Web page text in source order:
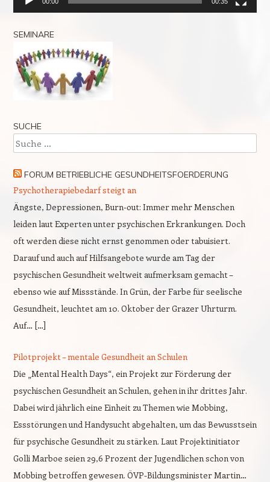
SEMINARE
SUCHE
Suche
FORUM BETRIEBLICHE GESUNDHEITSFOERDERUNG
Psychotherapiebedarf steigt an
Ängste, Depressionen, Burn-out: Immer mehr Menschen
leiden laut Experten unter psychischen Erkrankungen. Doch
oft werden diese nicht ernst genommen oder tabuisiert.
Darauf und auch auf Hilfsangebote wurde am Tag der
psychischen Gesundheit weltweit aufmerksam gemacht –
ebenso wie auf Missstände. In Grün, der Farbe für seelische
Gesundheit, leuchtet am 10. Oktober der Grazer Uhrturm.
Auf… […]
Pilotprojekt – mentale Gesundheit an Schulen
Die „Mental Health Days“, ein Projekt zur Förderung der
psychischen Gesundheit an Schulen, gehen in ihr drittes Jahr.
Dabei wird jährlich eine Einheit zu Themen wie Mobbing,
Essstörungen und Handysucht abgehalten, um das Bewusstsein
für psychische Gesundheit zu stärken. Laut Projektinitiator
Golli Marboe seien 29,6 Prozent der Jugendlichen schon von
Mobbing betroffen gewesen. ÖVP-Bildungsminister Martin…